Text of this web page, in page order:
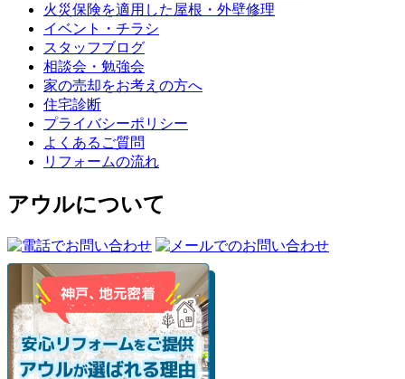
火災保険を適用した屋根・外壁修理
イベント・チラシ
スタッフブログ
相談会・勉強会
家の売却をお考えの方へ
住宅診断
プライバシーポリシー
よくあるご質問
リフォームの流れ
アウルについて